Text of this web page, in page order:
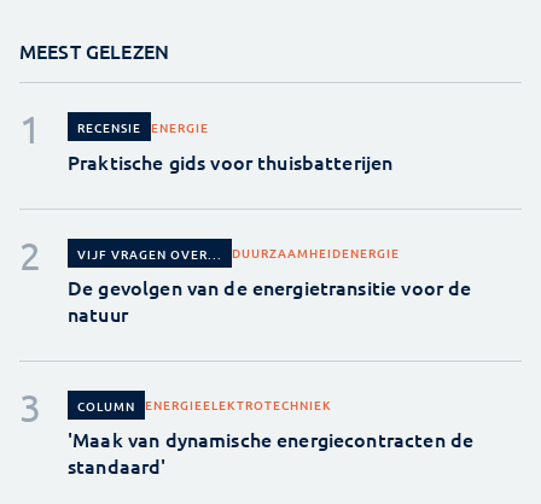
MEEST GELEZEN
RECENSIE ENERGIE
Praktische gids voor thuisbatterijen
VIJF VRAGEN OVER... DUURZAAMHEIDENERGIE
De gevolgen van de energietransitie voor de
natuur
COLUMN ENERGIEELEKTROTECHNIEK
'Maak van dynamische energiecontracten de
standaard'